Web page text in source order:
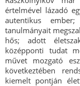
értelmével lázadó
autentikus
tanulmányait
hős; adott
középponti tudat
művet mozgató
következtében
kiemelt pontján